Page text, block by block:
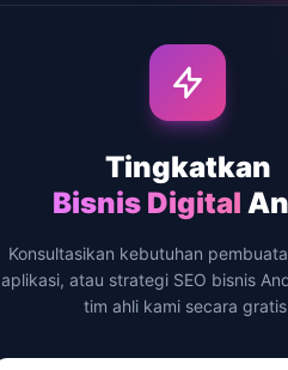
Tingkatkan
Bisnis Digital
Konsultasikan kebutuhan
aplikasi, atau strategi SEO bisnis
tim ahli kami secara